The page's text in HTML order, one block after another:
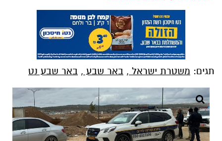
תגים: משטרת ישראל , באר שבע , באר שבע נט